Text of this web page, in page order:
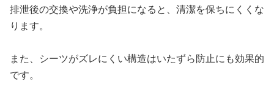
排泄後の交換や洗浄が負担になると、清潔を保ちにくくな
ります。
また、シーツがズレにくい構造はいたずら防止にも効果的
です。